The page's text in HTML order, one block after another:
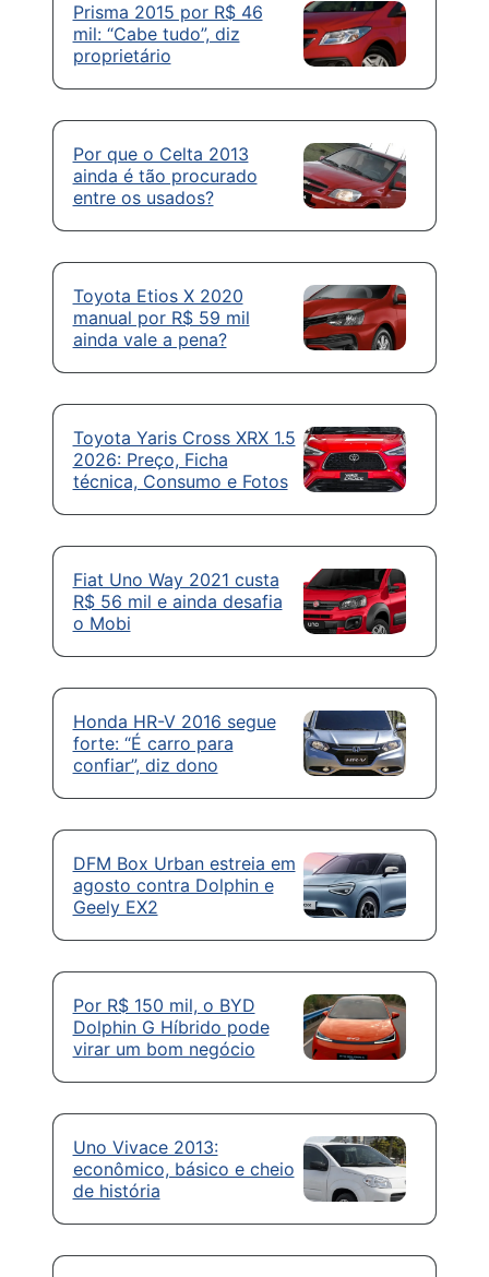
Prisma 2015 por R$ 46
mil: “Cabe tudo”, diz
proprietário
Por que o Celta 2013
ainda é tão procurado
entre os usados?
Toyota Etios X 2020
manual por R$ 59 mil
ainda vale a pena?
Toyota Yaris Cross XRX 1.5
2026: Preço, Ficha
técnica, Consumo e Fotos
Fiat Uno Way 2021 custa
R$ 56 mil e ainda desafia
o Mobi
Honda HR-V 2016 segue
forte: “É carro para
confiar”, diz dono
DFM Box Urban estreia em
agosto contra Dolphin e
Geely EX2
Por R$ 150 mil, o BYD
Dolphin G Híbrido pode
virar um bom negócio
Uno Vivace 2013:
econômico, básico e cheio
de história